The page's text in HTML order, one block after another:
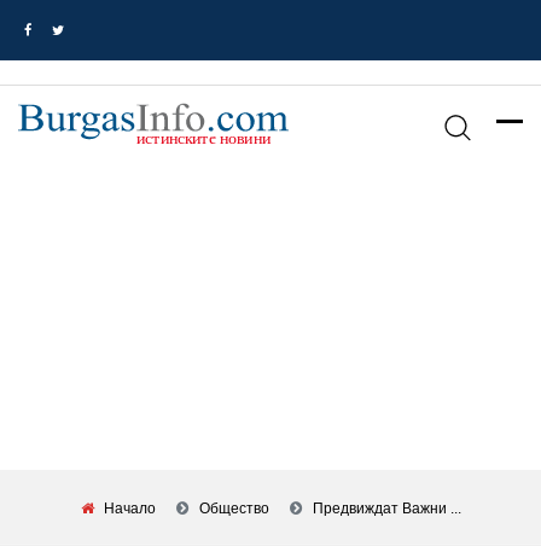
Начало Общество Предвиждат Важни ...